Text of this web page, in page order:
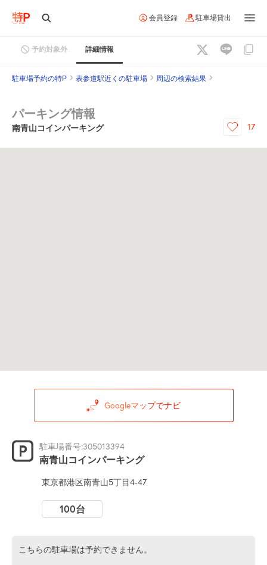
会員登録 駐車場貸出
予約対象外 詳細情報
駐車場予約の特P 表参道駅近くの駐車場 周辺の検索結果
パーキング情報
南青山コインパーキング 17
Googleマップでナビ
駐車場番号:305013394
南青山コインパーキング
東京都港区南青山5丁目4-47
100台
こちらの駐車場は予約できません。